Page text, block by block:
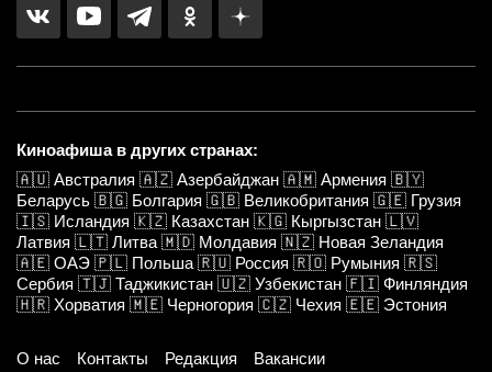
Киноафиша в других странах:
🇦🇺 Австралия 🇦🇿 Азербайджан 🇦🇲 Армения 🇧🇾
Беларусь 🇧🇬 Болгария 🇬🇧 Великобритания 🇬🇪 Грузия
🇮🇸 Исландия 🇰🇿 Казахстан 🇰🇬 Кыргызстан 🇱🇻
Латвия 🇱🇹 Литва 🇲🇩 Молдавия 🇳🇿 Новая Зеландия
🇦🇪 ОАЭ 🇵🇱 Польша 🇷🇺 Россия 🇷🇴 Румыния 🇷🇸
Сербия 🇹🇯 Таджикистан 🇺🇿 Узбекистан 🇫🇮 Финляндия
🇭🇷 Хорватия 🇲🇪 Черногория 🇨🇿 Чехия 🇪🇪 Эстония
О нас Контакты Редакция Вакансии